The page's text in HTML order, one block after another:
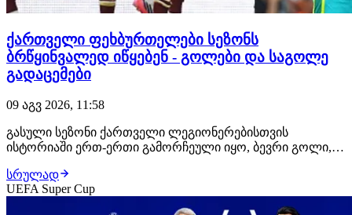
ქართველი ფეხბურთელები სეზონს
ბრწყინვალედ იწყებენ - გოლები და საგოლე
გადაცემები
09 აგვ 2026, 11:58
გასული სეზონი ქართველი ლეგიონერებისთვის
ისტორიაში ერთ-ერთი გამორჩეული იყო, ბევრი გოლი,
დაიწყო, რომ ქართველებისთვის ეს სეზონიც შედეგიანი
უნდა იყოს. ჩვენმა ლეგიონერებმა სეზონი ბრწყინვალედ
დაიწყეს. ჯერ თავი ირაკლი იეგოიანმა გამოიჩინა,
სრულად
UEFA Super Cup